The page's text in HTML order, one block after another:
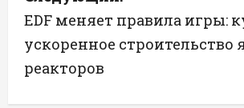
г
а
EDF меняет правила игры:
ускоренное строительство
реакторов